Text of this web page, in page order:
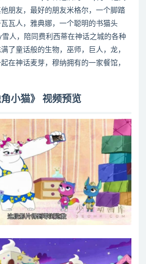
朋友，最好的朋友米格尔，一个脚踏
瓦人，雅典娜，一个聪明的书猫头
人，陪同费利西蒂在神话之城的各种
了童话般的生物，巫师，巨人，龙，
在神话麦芽，穆纳拥有的一家餐馆，
角小猫》 视频预览